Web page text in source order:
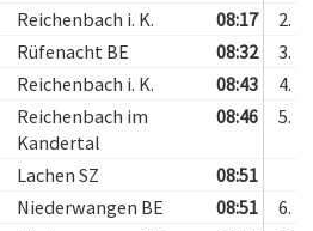
Reichenbach i. K. 08:17
2.
Rüfenacht BE 08:32
3.
Reichenbach i. K. 08:43
4.
Reichenbach im
Kandertal
08:46 5.
Lachen SZ
08:51
Niederwangen BE 08:51
6.